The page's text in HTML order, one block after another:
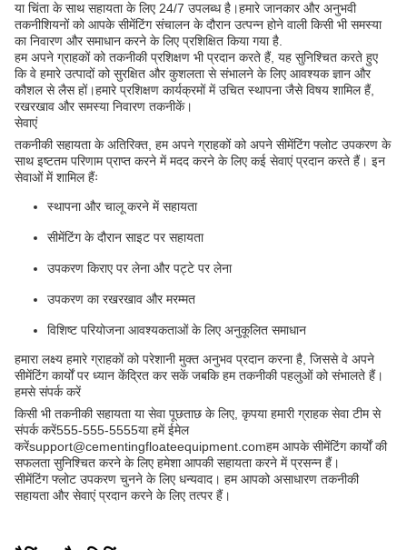
या चिंता के साथ सहायता के लिए 24/7 उपलब्ध है।हमारे जानकार और अनुभवी
तकनीशियनों को आपके सीमेंटिंग संचालन के दौरान उत्पन्न होने वाली किसी भी समस्या
का निवारण और समाधान करने के लिए प्रशिक्षित किया गया है.
हम अपने ग्राहकों को तकनीकी प्रशिक्षण भी प्रदान करते हैं, यह सुनिश्चित करते हुए
कि वे हमारे उत्पादों को सुरक्षित और कुशलता से संभालने के लिए आवश्यक ज्ञान और
कौशल से लैस हों।हमारे प्रशिक्षण कार्यक्रमों में उचित स्थापना जैसे विषय शामिल हैं,
रखरखाव और समस्या निवारण तकनीकें।
सेवाएं
तकनीकी सहायता के अतिरिक्त, हम अपने ग्राहकों को अपने सीमेंटिंग फ्लोट उपकरण के
साथ इष्टतम परिणाम प्राप्त करने में मदद करने के लिए कई सेवाएं प्रदान करते हैं। इन
सेवाओं में शामिल हैंः
स्थापना और चालू करने में सहायता
सीमेंटिंग के दौरान साइट पर सहायता
उपकरण किराए पर लेना और पट्टे पर लेना
उपकरण का रखरखाव और मरम्मत
विशिष्ट परियोजना आवश्यकताओं के लिए अनुकूलित समाधान
हमारा लक्ष्य हमारे ग्राहकों को परेशानी मुक्त अनुभव प्रदान करना है, जिससे वे अपने
सीमेंटिंग कार्यों पर ध्यान केंद्रित कर सकें जबकि हम तकनीकी पहलुओं को संभालते हैं।
हमसे संपर्क करें
किसी भी तकनीकी सहायता या सेवा पूछताछ के लिए, कृपया हमारी ग्राहक सेवा टीम से
संपर्क करें555-555-5555या हमें ईमेल
करेंsupport@cementingfloateequipment.comहम आपके सीमेंटिंग कार्यों की
सफलता सुनिश्चित करने के लिए हमेशा आपकी सहायता करने में प्रसन्न हैं।
सीमेंटिंग फ्लोट उपकरण चुनने के लिए धन्यवाद। हम आपको असाधारण तकनीकी
सहायता और सेवाएं प्रदान करने के लिए तत्पर हैं।